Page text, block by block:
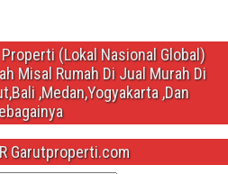
(Lokal Nasional Global)
Misal Rumah Di Jual Murah Di
,Medan,Yogyakarta ,Dan
Garutproperti.com